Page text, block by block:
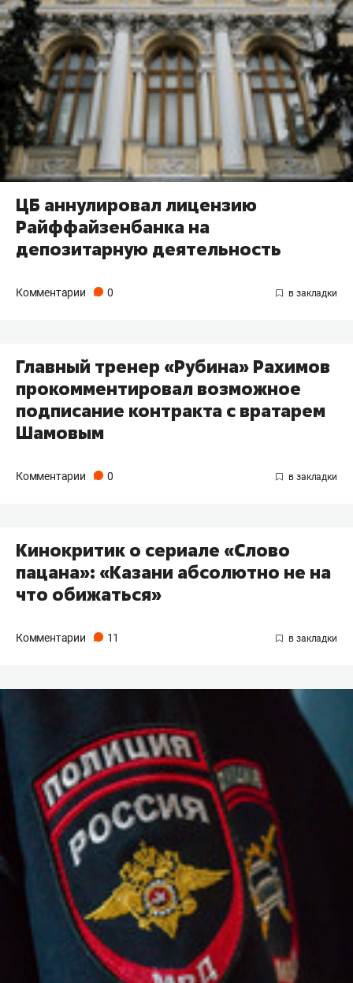
ЦБ аннулировал лицензию
Райффайзенбанка на
депозитарную деятельность
Комментарии 0
Главный тренер «Рубина» Рахимов
прокомментировал возможное
подписание контракта с вратарем
Шамовым
Комментарии 0
Кинокритик о сериале «Слово
пацана»: «Казани абсолютно не на
что обижаться»
Комментарии 11